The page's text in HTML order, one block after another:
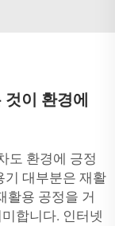
이 환경에
도 환경에 긍정
기 대부분은 재활
활용 공정을 거
합니다. 인터넷